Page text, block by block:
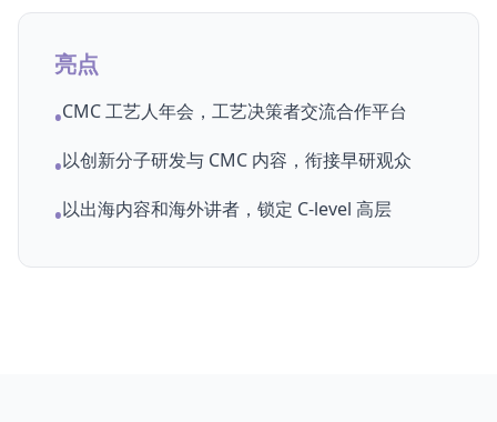
亮点
•CMC 工艺人年会，工艺决策者交流合作平台
•以创新分子研发与 CMC 内容，衔接早研观众
•以出海内容和海外讲者，锁定 C-level 高层